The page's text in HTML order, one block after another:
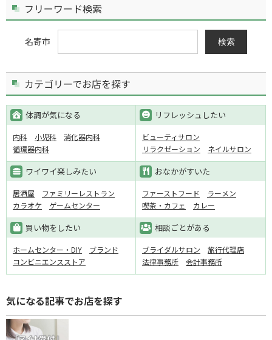
フリーワード検索
名寄市 検索
カテゴリーでお店を探す
体調が気になる
内科 小児科
消化器内科
循環器内科
リフレッシュしたい
ビューティサロン
リラクゼーション
ネイルサロン
ワイワイ楽しみたい
居酒屋
ファミリーレストラン
カラオケ
ゲームセンター
おなかがすいた
ファーストフード
ラーメン
喫茶・カフェ
カレー
買い物をしたい
ホームセンター・DIY
ブランド
コンビニエンスストア
相談ごとがある
ブライダルサロン
旅行代理店
法律事務所
会計事務所
気になる記事でお店を探す